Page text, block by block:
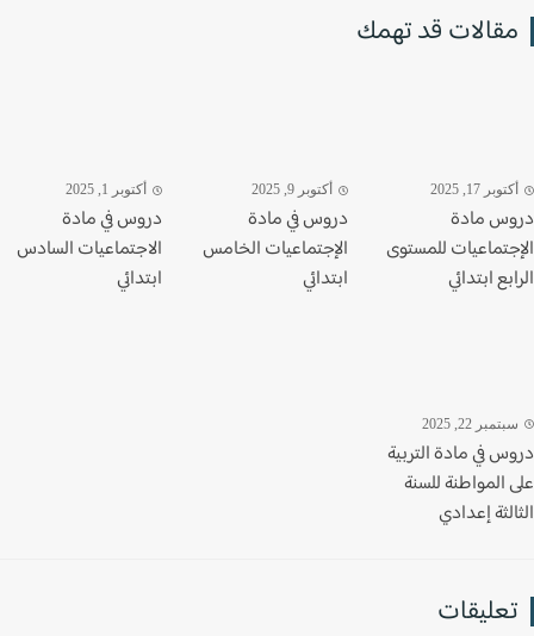
قد تهمك
17, 2025
مادة
للمستوى
ابتدائي
أكتوبر 9, 2025
دروس في مادة
الإجتماعيات الخامس
ابتدائي
أكتوبر 1, 2025
دروس في مادة
الاجتماعيات السادس
ابتدائي
22, 2025
في مادة التربية
للسنة
إعدادي